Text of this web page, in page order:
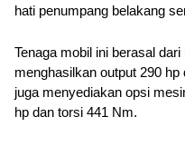
hati penumpang belakang
Tenaga mobil ini berasal
menghasilkan output 290
juga menyediakan opsi
hp dan torsi 441 Nm.